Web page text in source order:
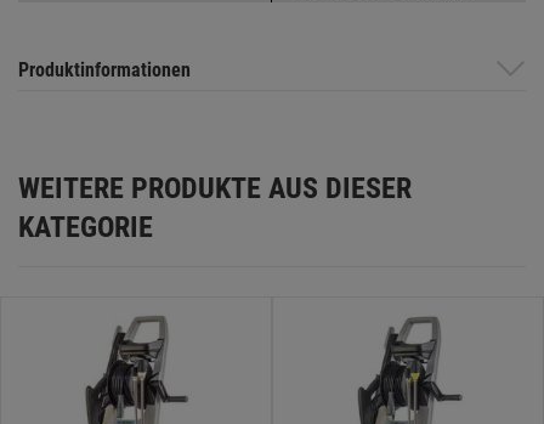
Produktinformationen
WEITERE PRODUKTE AUS DIESER
KATEGORIE